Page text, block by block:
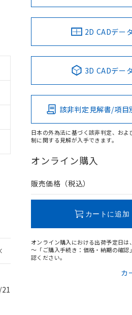
2D CADデータ
3D CADデータ
該非判定見解書/項目
日本の外為法に基づく該非判定、およ
制に関する見解が入手できます。
オンライン購入
販売価格（税込）
カートに追加
オンライン購入における出荷予定日は
～「ご購入手続き：価格・納期の確認
認ください。
カ